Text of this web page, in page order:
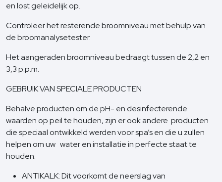
en lost geleidelijk op.
Controleer het resterende broomniveau met behulp van
de broomanalysetester.
Het aangeraden broomniveau bedraagt tussen de 2,2 en
3,3 p.p.m.
GEBRUIK VAN SPECIALE PRODUCTEN
Behalve producten om de pH- en desinfecterende
waarden op peil te houden, zijn er ook andere producten
die speciaal ontwikkeld werden voor spa’s en die u zullen
helpen om uw water en installatie in perfecte staat te
houden.
ANTIKALK: Dit voorkomt de neerslag van